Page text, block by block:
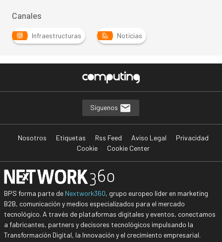
Canales
Infraestructuras Noticias
Síguenos
Nosotros Etiquetas Rss Feed Aviso Legal
Privacidad
Cookie
Cookie Center
BPS forma parte de Nextwork360, grupo europeo líder en marketing
B2B, comunicación y medios especializados para el mercado
tecnológico. A través de plataformas digitales y eventos, conectamos
a fabricantes, partners y decisores tecnológicos impulsando la
Transformación Digital, la Innovación y el crecimiento empresarial.